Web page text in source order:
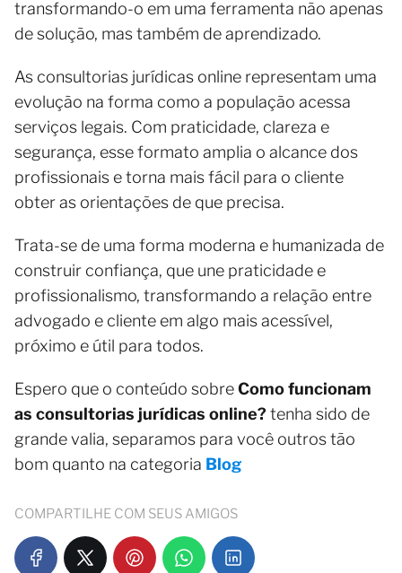
transformando-o em uma ferramenta não apenas
de solução, mas também de aprendizado.
As consultorias jurídicas online representam uma
evolução na forma como a população acessa
serviços legais. Com praticidade, clareza e
segurança, esse formato amplia o alcance dos
profissionais e torna mais fácil para o cliente
obter as orientações de que precisa.
Trata-se de uma forma moderna e humanizada de
construir confiança, que une praticidade e
profissionalismo, transformando a relação entre
advogado e cliente em algo mais acessível,
próximo e útil para todos.
Espero que o conteúdo sobreComo funcionam
as consultorias jurídicas online?tenha sido de
grande valia, separamos para você outros tão
bom quanto na categoria Blog
COMPARTILHE COM SEUS AMIGOS